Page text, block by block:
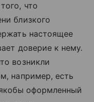
что
близкого
настоящее
доверие к нему.
возникли
например, есть
оформленный